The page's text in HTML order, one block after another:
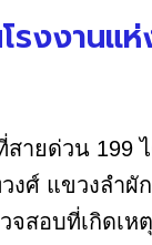
รงงานแ
ายด่วน 199
ศ์ แขวงลำผั
จสอบที่เกิดเหตุ